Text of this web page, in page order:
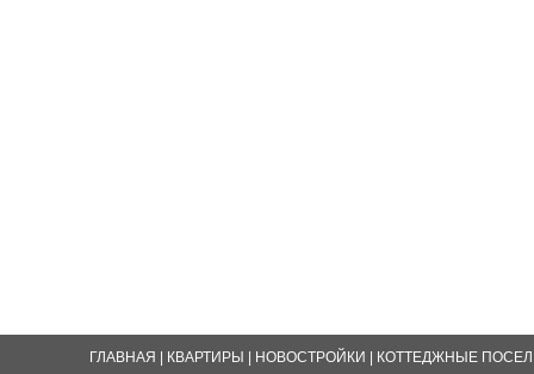
ГЛАВНАЯ КВАРТИРЫ НОВОСТРОЙКИ КОТТЕДЖНЫЕ